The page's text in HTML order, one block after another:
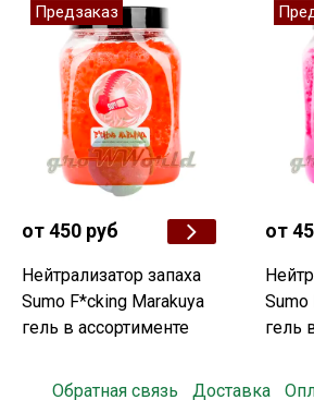
Предзаказ
от 450 руб
Нейтрализатор запаха
Sumo F*cking Marakuya
гель в ассортименте
от
Sumo
гель
Обратная связь Доставка